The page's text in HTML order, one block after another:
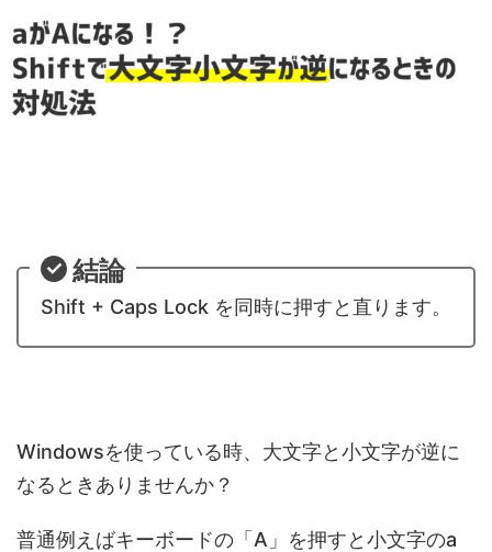
結論
Shift + Caps Lock を同時に押すと直ります。
Windowsを使っている時、大文字と小文字が逆に
なるときありませんか？
普通例えばキーボードの「A」を押すと小文字のa